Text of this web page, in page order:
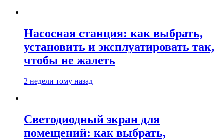
Насосная станция: как выбрать,
установить и эксплуатировать так,
чтобы не жалеть
2 недели тому назад
Светодиодный экран для
помещений: как выбрать,